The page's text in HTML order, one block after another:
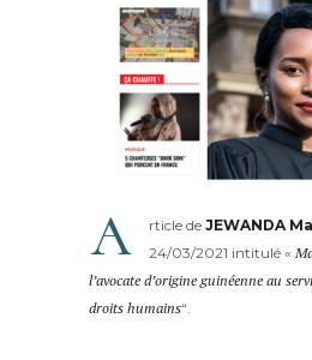
A rticle de JEWANDA
24/03/2021 intitulé «
l’avocate d’origine guinéenne au
droits humains“.